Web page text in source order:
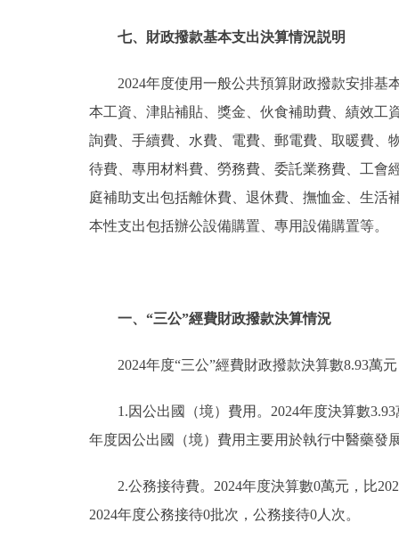
七、財政撥款基本支出決算情況説明
2024年度使用一般公共預算財政撥款安排基
本工資、津貼補貼、獎金、伙食補助費、績效工
詢費、手續費、水費、電費、郵電費、取暖費、
待費、專用材料費、勞務費、委託業務費、工會
庭補助支出包括離休費、退休費、撫恤金、生活
本性支出包括辦公設備購置、專用設備購置等。
一、“三公”經費財政撥款決算情況
2024年度“三公”經費財政撥款決算數8.93萬
1.因公出國（境）費用。2024年度決算數
年度因公出國（境）費用主要用於執行中醫藥發
2.公務接待費。2024年度決算數0萬元，比
2024年度公務接待0批次，公務接待0人次。